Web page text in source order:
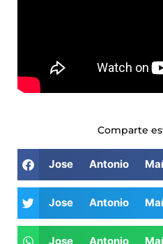
Comparte
Jose Antonio
Jose Antonio
Jose Antonio